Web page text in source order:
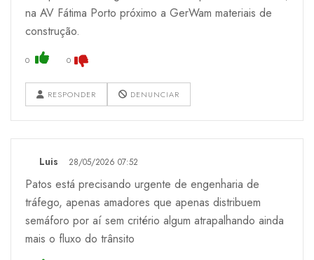
na AV Fátima Porto próximo a GerWam materiais de
construção.
0 0
RESPONDER DENUNCIAR
Luis 28/05/2026 07:52
Patos está precisando urgente de engenharia de
tráfego, apenas amadores que apenas distribuem
semáforo por aí sem critério algum atrapalhando ainda
mais o fluxo do trânsito